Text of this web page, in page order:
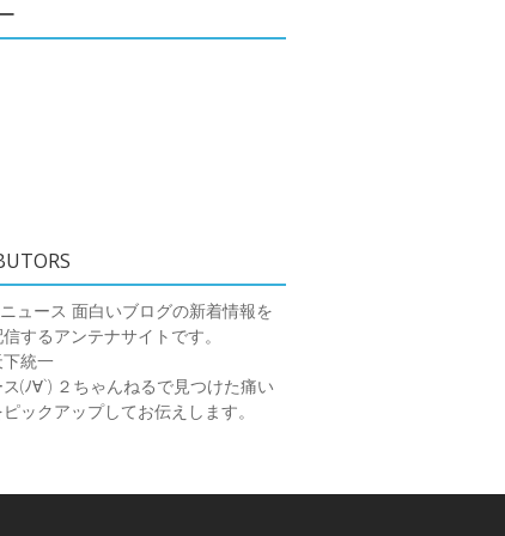
ュース 面白いブログの新着情報を
するアンテナサイトです。
統一
(ﾉ∀`) ２ちゃんねるで見つけた痛い
ックアップしてお伝えします。